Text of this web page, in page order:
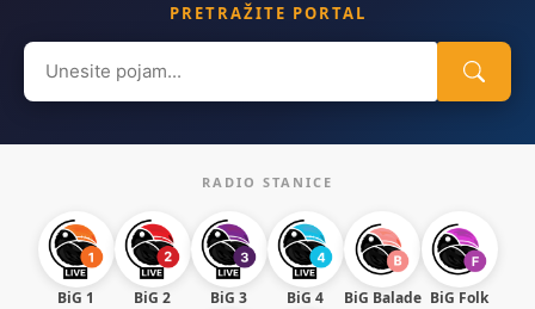
PRETRAŽITE PORTAL
Search
for:
RADIO STANICE
BiG 1 BiG 2 BiG 3 BiG 4 BiG Balade BiG Folk